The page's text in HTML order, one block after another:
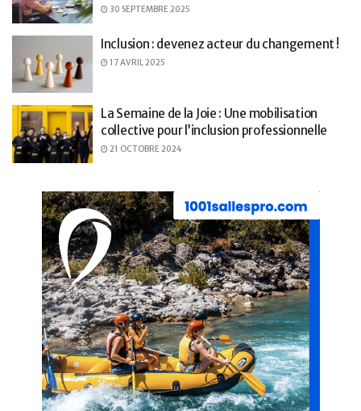
30 SEPTEMBRE 2025
Inclusion : devenez acteur du changement !
17 AVRIL 2025
La Semaine de la Joie : Une mobilisation
collective pour l’inclusion professionnelle
21 OCTOBRE 2024